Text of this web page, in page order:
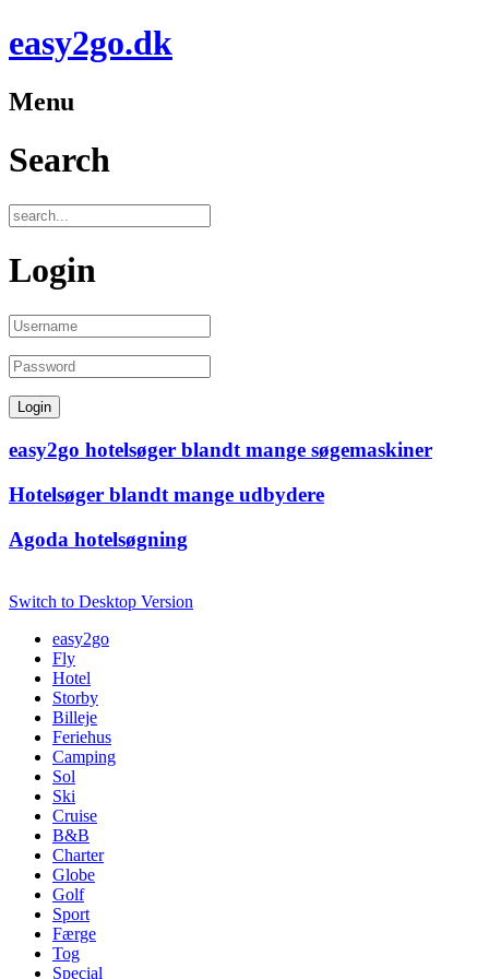
easy2go.dk
Menu
Search
Login
easy2go hotelsøger blandt mange søgemaskiner
Hotelsøger blandt mange udbydere
Agoda hotelsøgning
Switch to Desktop Version
easy2go
Fly
Hotel
Storby
Billeje
Feriehus
Camping
Sol
Ski
Cruise
B&B
Charter
Globe
Golf
Sport
Færge
Tog
Special